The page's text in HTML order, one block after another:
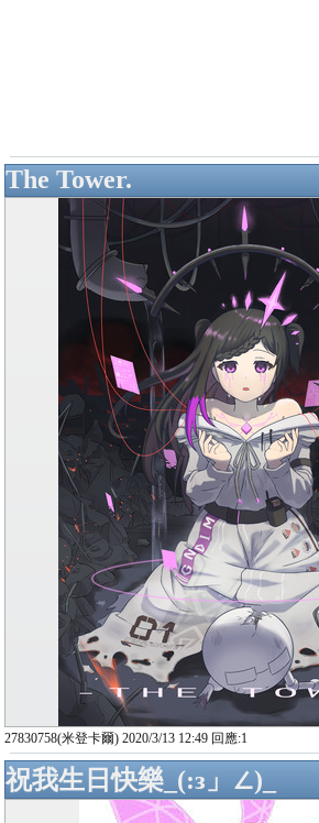
The Tower.
27830758(米登卡爾) 2020/3/13 12:49 回應:1
祝我生日快樂_(:з」∠)_